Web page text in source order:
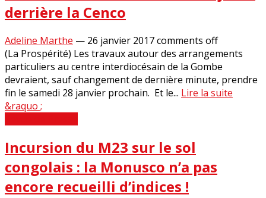
derrière la Cenco
Adeline Marthe — 26 janvier 2017comments off
(La Prospérité) Les travaux autour des arrangements
particuliers au centre interdiocésain de la Gombe
devraient, sauf changement de dernière minute, prendre
fin le samedi 28 janvier prochain. Et le... Lire la suite
&raquo ;
Incursion du M23 sur le sol
congolais : la Monusco n’a pas
encore recueilli d’indices !